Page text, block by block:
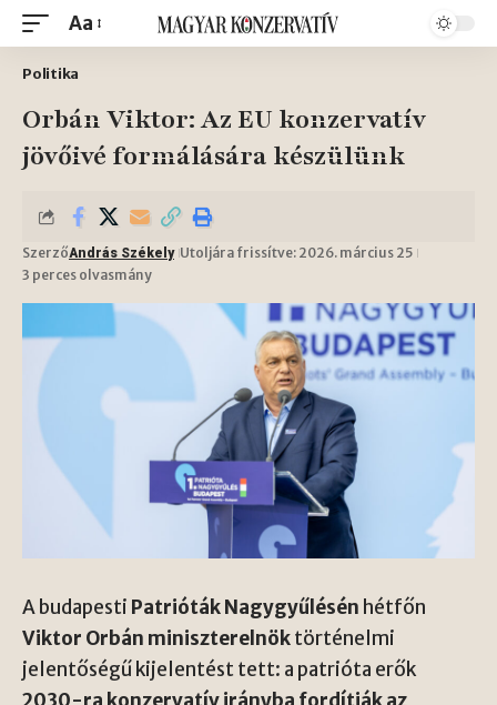
Aa
Politika
Orbán Viktor: Az EU konzervatív
jövőivé formálására készülünk
SzerzőAndrás Székely Utoljára frissítve: 2026. március 25
3 perces olvasmány
A budapesti Patrióták Nagygyűlésén hétfőn
Viktor Orbán miniszterelnöktörténelmi
jelentőségű kijelentést tett: a patrióta erők